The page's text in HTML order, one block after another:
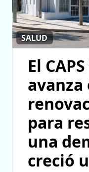
SALUD
El CAPS
avanza
para
una
creció